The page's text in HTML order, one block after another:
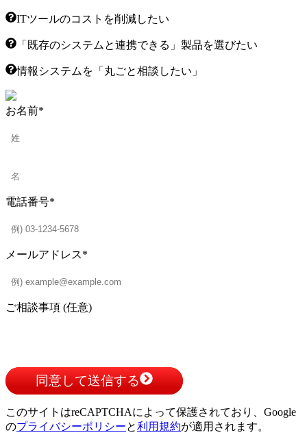
ITツールのコストを削減したい
「既存のシステムと連携できる」製品を選びたい
情報システムを「丸ごと相談したい」
お名前*
電話番号*
メールアドレス*
ご相談事項 (任意)
同意して送信する
このサイトはreCAPTCHAによって保護されており、Google
のプライバシーポリシーと利用規約が適用されます。